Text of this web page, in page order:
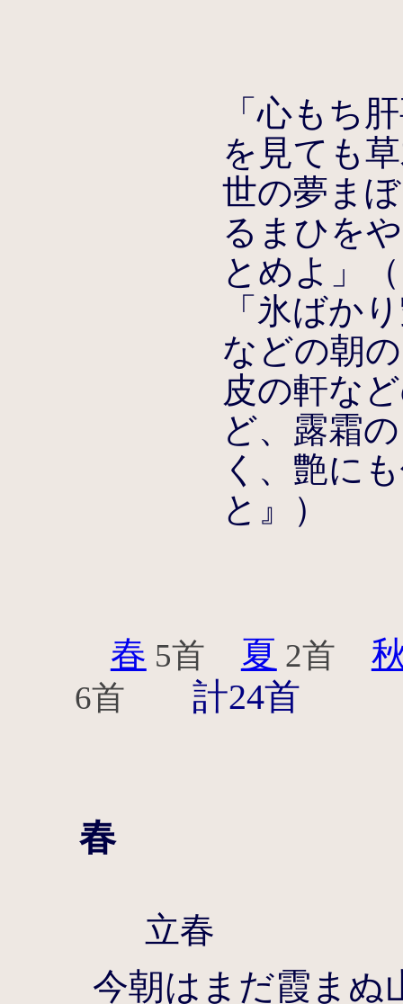
「心もち
を見ても
世の夢ま
るまひを
とめよ」
「氷ばか
などの朝
皮の軒な
ど、露霜
く、艶に
と』）
春 5首 夏 2首
6首 計24首
春
立春
今朝はまだ霞まぬ